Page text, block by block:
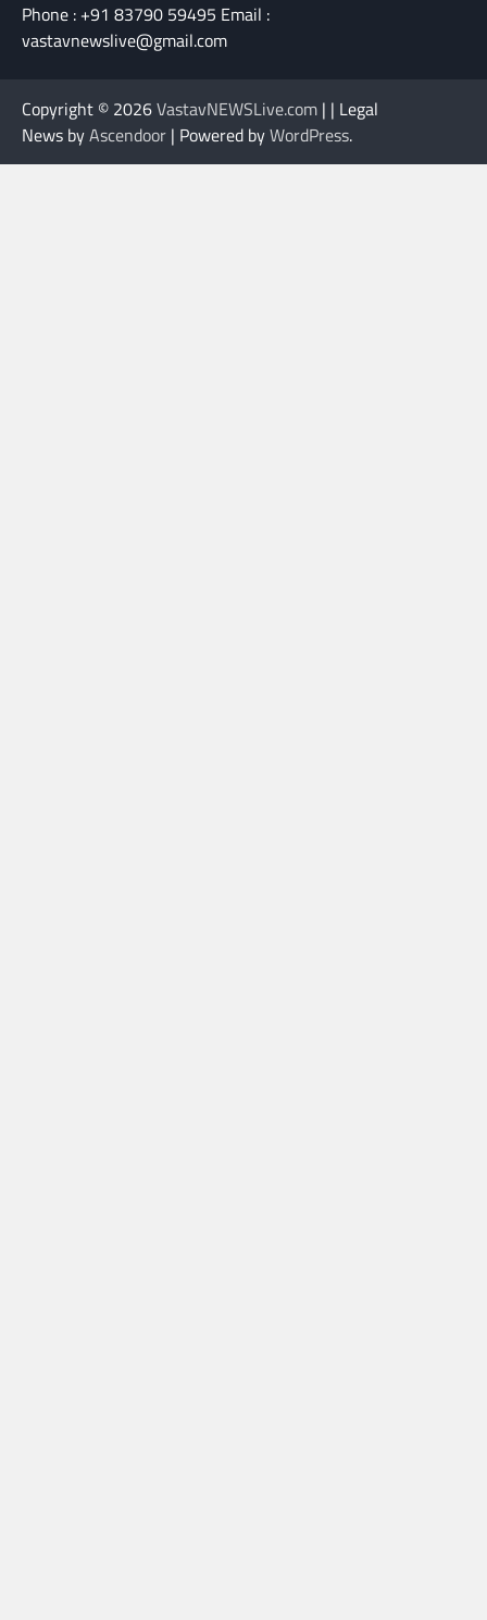
Phone : +91 83790 59495 Email :
vastavnewslive@gmail.com
Copyright © 2026VastavNEWSLive.com | | Legal
News byAscendoor | Powered byWordPress.